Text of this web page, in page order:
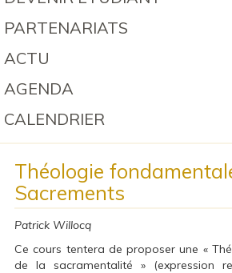
PARTENARIATS
ACTU
AGENDA
CALENDRIER
Théologie
Sacrements
Patrick Willocq
Ce cours tentera de proposer une «
de la sacramentalité » (expression